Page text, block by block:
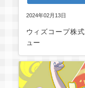
2024年02月13日
ウィズコープ株
ュー